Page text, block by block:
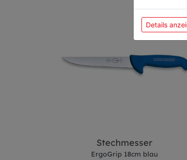
Stechmesser
ErgoGrip 18cm blau
Details